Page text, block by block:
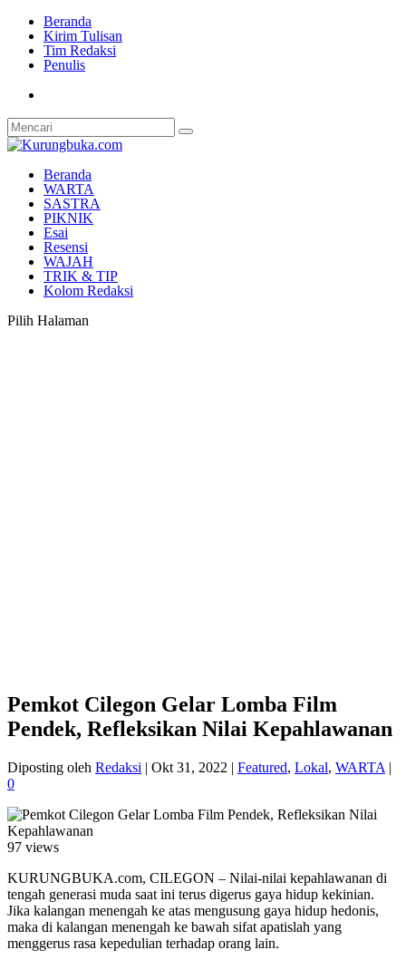
Beranda
Kirim Tulisan
Tim Redaksi
Penulis
Beranda
WARTA
SASTRA
PIKNIK
Esai
Resensi
WAJAH
TRIK & TIP
Kolom Redaksi
Pilih Halaman
Pemkot Cilegon Gelar Lomba Film
Pendek, Refleksikan Nilai Kepahlawanan
Diposting oleh Redaksi | Okt 31, 2022 | Featured, Lokal, WARTA |
0
97 views
KURUNGBUKA.com, CILEGON – Nilai-nilai kepahlawanan di
tengah generasi muda saat ini terus digerus gaya hidup kekinian.
Jika kalangan menengah ke atas mengusung gaya hidup hedonis,
maka di kalangan menengah ke bawah sifat apatislah yang
menggerus rasa kepedulian terhadap orang lain.